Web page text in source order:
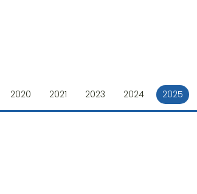
2020 2021 2023 2024 2025